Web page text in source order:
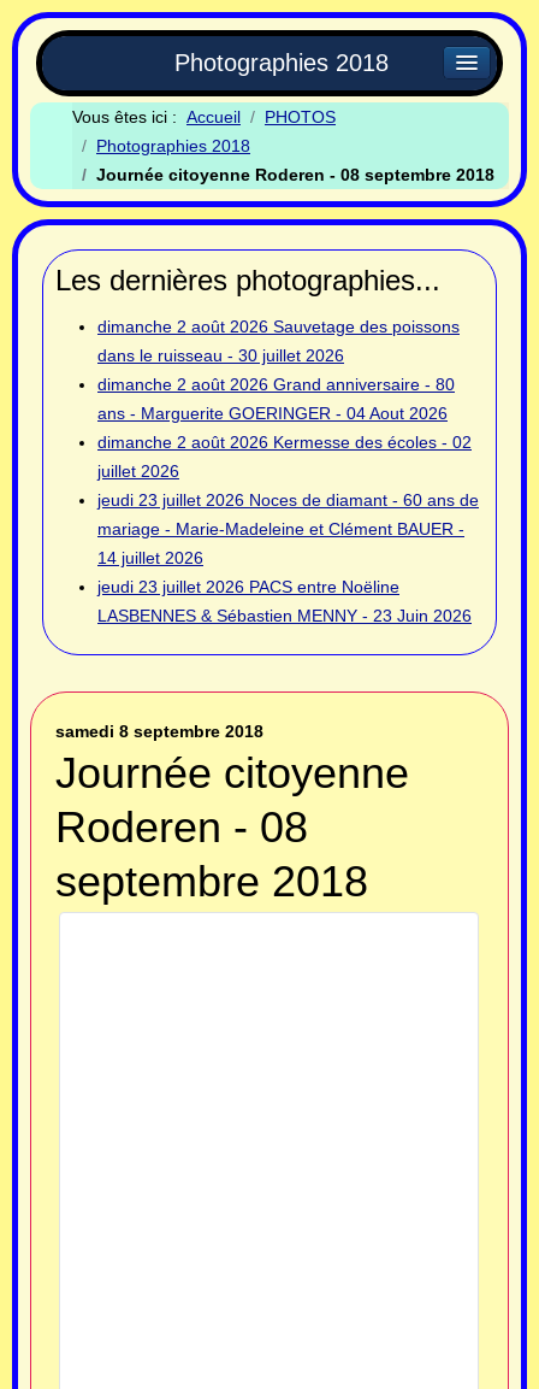
Photographies 2018
Vous êtes ici : Accueil
PHOTOS
Photographies 2018
Journée citoyenne Roderen - 08 septembre 2018
Les dernières photographies...
dimanche 2 août 2026 Sauvetage des poissons
dans le ruisseau - 30 juillet 2026
dimanche 2 août 2026 Grand anniversaire - 80
ans - Marguerite GOERINGER - 04 Aout 2026
dimanche 2 août 2026 Kermesse des écoles - 02
juillet 2026
jeudi 23 juillet 2026 Noces de diamant - 60 ans de
mariage - Marie-Madeleine et Clément BAUER -
14 juillet 2026
jeudi 23 juillet 2026 PACS entre Noëline
LASBENNES & Sébastien MENNY - 23 Juin 2026
samedi 8 septembre 2018
Journée citoyenne
Roderen - 08
septembre 2018